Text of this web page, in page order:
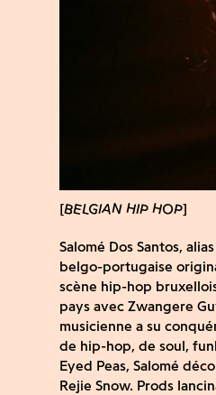
BELGIAN HIP HOP
Salomé Dos Santos,
belgo-portugaise
scène hip-hop
pays avec Zwangere
musicienne a su
de hip-hop, de soul,
Eyed Peas, Salomé
Rejie Snow. Prods